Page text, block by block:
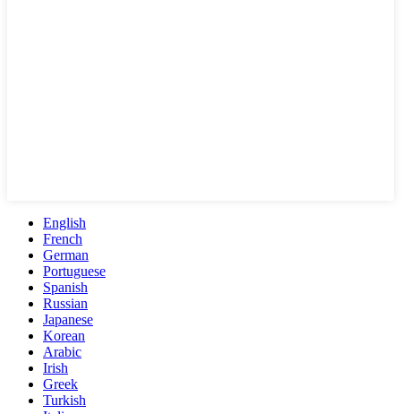
English
French
German
Portuguese
Spanish
Russian
Japanese
Korean
Arabic
Irish
Greek
Turkish